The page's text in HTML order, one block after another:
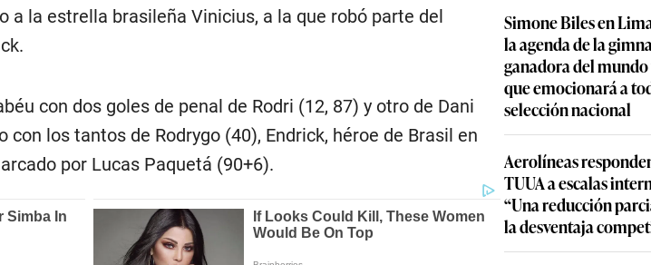
a la estrella brasileña Vinicius, a la que robó parte del
con dos goles de penal de Rodri (12, 87) y otro de Dani
los tantos de Rodrygo (40), Endrick, héroe de Brasil en
por Lucas Paquetá (90+6).
Simone Biles en
la agenda de la
ganadora del
que emocionará a
selección nacional
Aerolíneas
TUUA a escalas
“Una reducción
la desventaja